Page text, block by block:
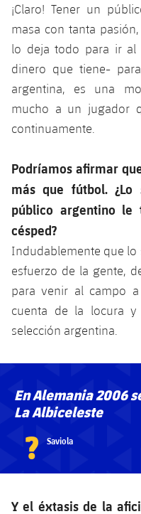
¡Claro! Tener un
masa con tanta
lo deja todo para ir
dinero que tiene-
argentina, es una
mucho a un jugador
continuamente.
Podríamos afirmar
más que fútbol. ¿Lo
público argentino le
césped?
Indudablemente que lo
esfuerzo de la gente,
para venir al campo
cuenta de la locura
selección argentina.
En Alemania 2006
La Albiceleste
? Saviola
Y el éxtasis de la